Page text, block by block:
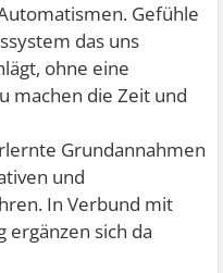
Gefühle
das uns
ohne eine
machen die Zeit und
Grundannahmen
und
In Verbund mit
sich da